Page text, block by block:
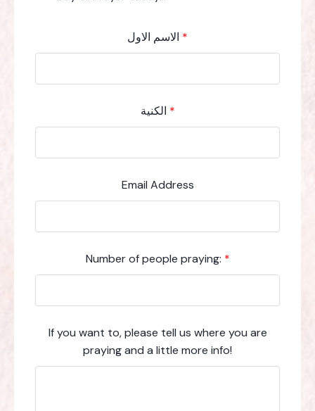
*
*
Email Address
Number of people praying: *
If you want to, please tell us where you are
praying and a little more info!